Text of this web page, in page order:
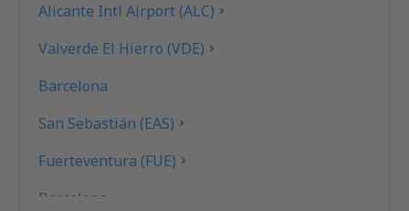
Alicante Intl Airport (ALC)
Valverde El Hierro (VDE)
Barcelona
San Sebastián (EAS)
Fuerteventura (FUE)
Barcelona